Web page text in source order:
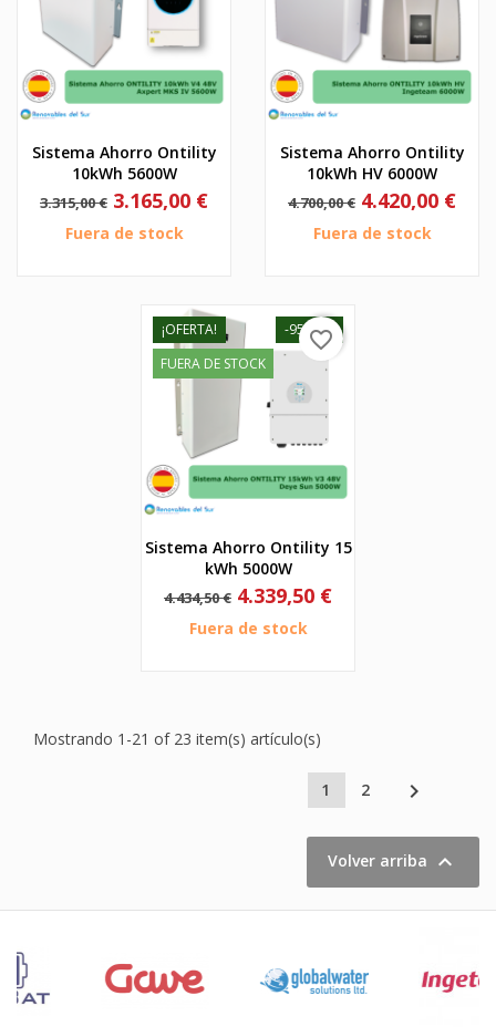
Sistema Ahorro Ontility
10kWh 5600W
Precio
base
3.315,00 € Precio
3.165,00 €
Fuera de stock
Sistema Ahorro Ontility
10kWh HV 6000W
Precio
base
4.700,00 € Precio
4.420,00 €
Fuera de stock
¡OFERTA!
FUERA DE STOCK
Sistema Ahorro Ontility 15
kWh 5000W
Precio
base
4.434,50 €
-95,00 €
Precio
4.339,50 €
Fuera de stock
favorite_border
Mostrando 1-21 of 23 item(s) artículo(s)
1 2 
Volver arriba 